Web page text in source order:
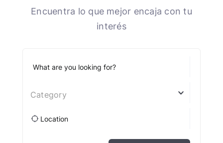
Encuentra lo que mejor encaja con tu
interés
Category